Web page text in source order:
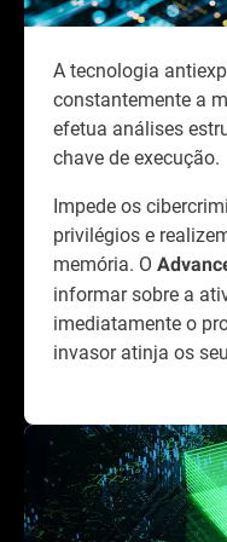
A tecnologia
constantemente a
efetua análises
chave de execução.
Impede os
privilégios e
memória. O
informar sobre a
imediatamente o
invasor atinja os